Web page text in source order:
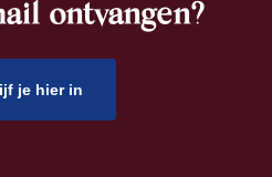
ontvangen?
je hier in